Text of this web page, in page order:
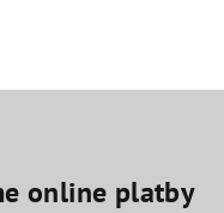
online platby